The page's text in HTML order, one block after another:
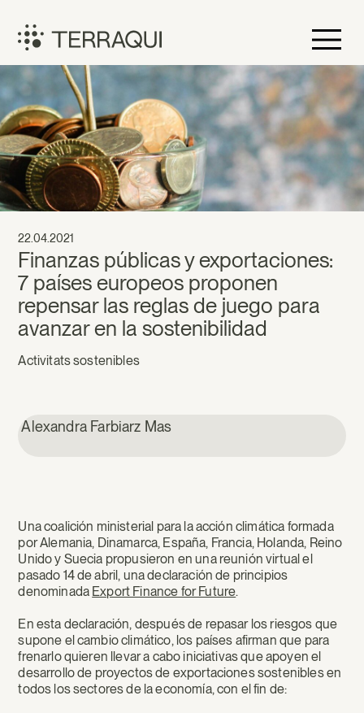
contingut
Terraqui
Finanzas públicas y exportaciones:
7 países europeos proponen
repensar las reglas de juego para
avanzar en la sostenibilidad
22.04.2021
Activitats sostenibles
Una coalición ministerial para la acción climática formada
por Alemania, Dinamarca, España, Francia, Holanda, Reino
Unido y Suecia propusieron en una reunión virtual el
pasado 14 de abril, una declaración de principios
denominada Export Finance for Future.
En esta declaración, después de repasar los riesgos que
supone el cambio climático, los países afirman que para
frenarlo quieren llevar a cabo iniciativas que apoyen el
desarrollo de proyectos de exportaciones sostenibles en
todos los sectores de la economía, con el fin de:
Alexandra Farbiarz Mas